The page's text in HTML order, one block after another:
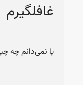
غافلگیرم
یا نمی‌دانم چه